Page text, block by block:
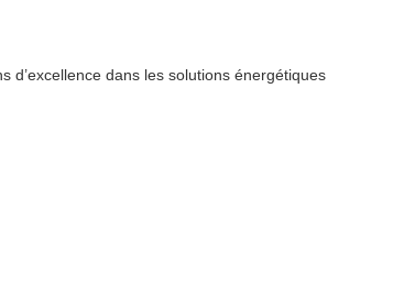
d’excellence dans les solutions énergétiques